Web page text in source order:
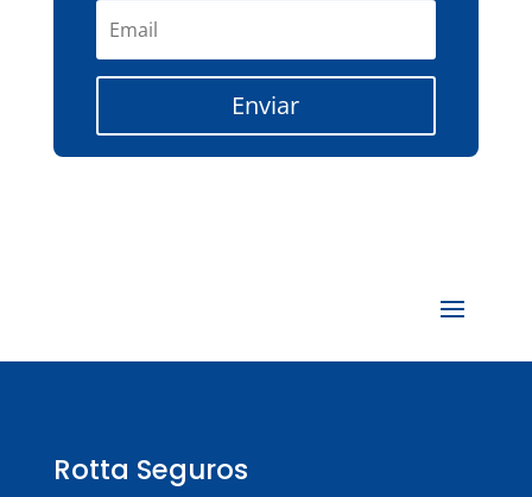
Enviar
Rotta Seguros